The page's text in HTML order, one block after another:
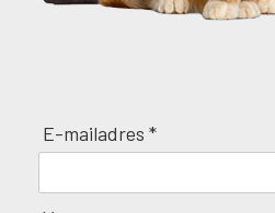
E-mailadres *